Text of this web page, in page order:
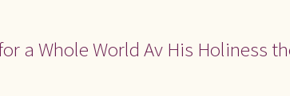
a Whole World Av His Holiness